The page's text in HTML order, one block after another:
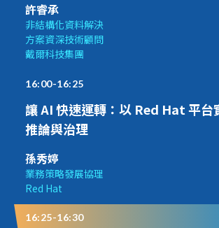
許睿承
非結構化資料解決
方案資深技術顧問
戴爾科技集團
16:00-16:25
讓 AI 快速運轉：以 Red Hat 平台
推論與治理
孫秀婷
業務策略發展協理
Red Hat
16:25-16:30